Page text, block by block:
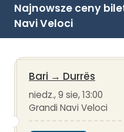
Najnowsze ceny
Navi Veloci
Bari → Durrës
niedz., 9 sie, 13:00
Grandi Navi Veloci